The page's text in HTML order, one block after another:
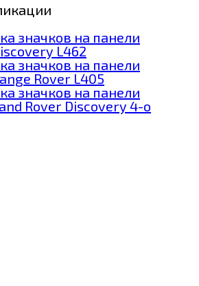
значков на панели
L462
значков на панели
Rover L405
значков на панели
Rover Discovery 4-о